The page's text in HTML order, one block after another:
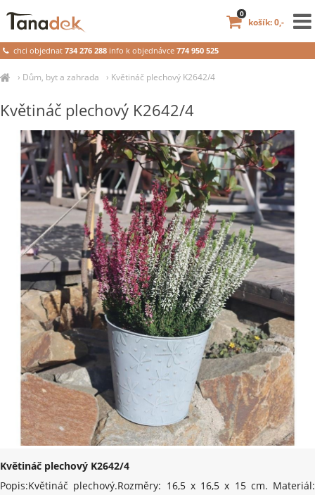
› Dům, byt a zahrada › Květináč plechový K2642/4
Květináč plechový K2642/4
Květináč plechový K2642/4
Popis:Květináč plechový.Rozměry: 16,5 x 16,5 x 15 cm. Materiál:
chci objednat734 276 288 info k objednávce 774 950 525
košík: 0,-
0